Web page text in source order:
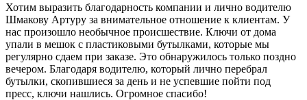
Хотим выразить благодарность компании и лично водителю
Шмакову Артуру за внимательное отношение к клиентам. У
нас произошло необычное происшествие. Ключи от дома
упали в мешок с пластиковыми бутылками, которые мы
регулярно сдаем при заказе. Это обнаружилось только поздно
вечером. Благодаря водителю, который лично перебрал
бутылки, скопившиеся за день и не успевшие пойти под
пресс, ключи нашлись. Огромное спасибо!